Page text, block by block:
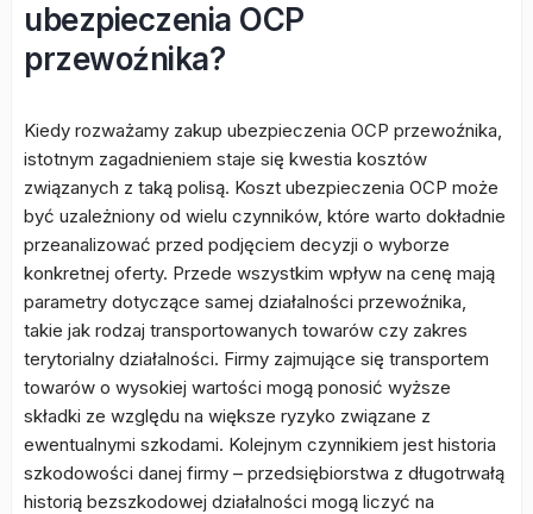
ubezpieczenia OCP
przewoźnika?
Kiedy rozważamy zakup ubezpieczenia OCP przewoźnika,
istotnym zagadnieniem staje się kwestia kosztów
związanych z taką polisą. Koszt ubezpieczenia OCP może
być uzależniony od wielu czynników, które warto dokładnie
przeanalizować przed podjęciem decyzji o wyborze
konkretnej oferty. Przede wszystkim wpływ na cenę mają
parametry dotyczące samej działalności przewoźnika,
takie jak rodzaj transportowanych towarów czy zakres
terytorialny działalności. Firmy zajmujące się transportem
towarów o wysokiej wartości mogą ponosić wyższe
składki ze względu na większe ryzyko związane z
ewentualnymi szkodami. Kolejnym czynnikiem jest historia
szkodowości danej firmy – przedsiębiorstwa z długotrwałą
historią bezszkodowej działalności mogą liczyć na